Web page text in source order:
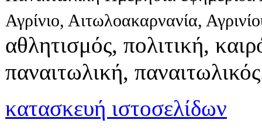
Αγρίνιο, Αιτωλοακαρνανία,
αθλητισμός, πολιτική,
παναιτωλική,
κατασκευή ιστοσελίδων